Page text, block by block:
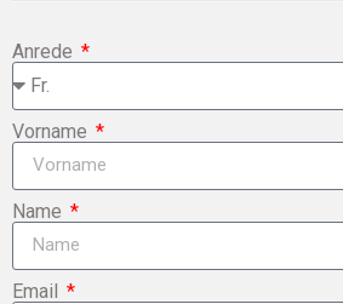
Anrede
Vorname
Name
Email